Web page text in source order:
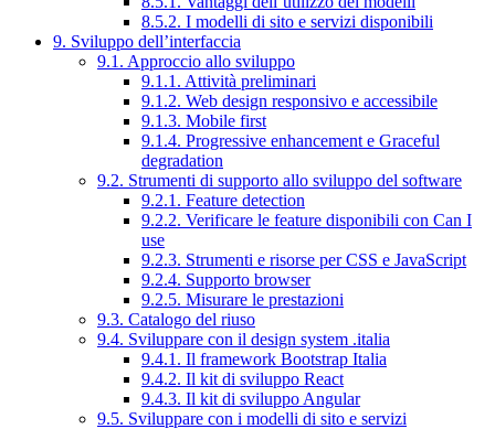
8.5.2. I modelli di sito e servizi disponibili
9. Sviluppo dell’interfaccia
9.1. Approccio allo sviluppo
9.1.1. Attività preliminari
9.1.2. Web design responsivo e accessibile
9.1.3. Mobile first
9.1.4. Progressive enhancement e Graceful
degradation
9.2. Strumenti di supporto allo sviluppo del software
9.2.1. Feature detection
9.2.2. Verificare le feature disponibili con Can I
use
9.2.3. Strumenti e risorse per CSS e JavaScript
9.2.4. Supporto browser
9.2.5. Misurare le prestazioni
9.3. Catalogo del riuso
9.4. Sviluppare con il design system .italia
9.4.1. Il framework Bootstrap Italia
9.4.2. Il kit di sviluppo React
9.4.3. Il kit di sviluppo Angular
9.5. Sviluppare con i modelli di sito e servizi